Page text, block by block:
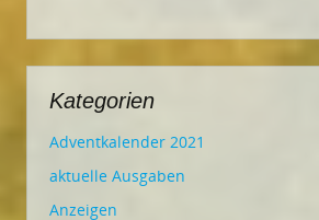
Kategorien
Adventkalender 2021
aktuelle Ausgaben
Anzeigen